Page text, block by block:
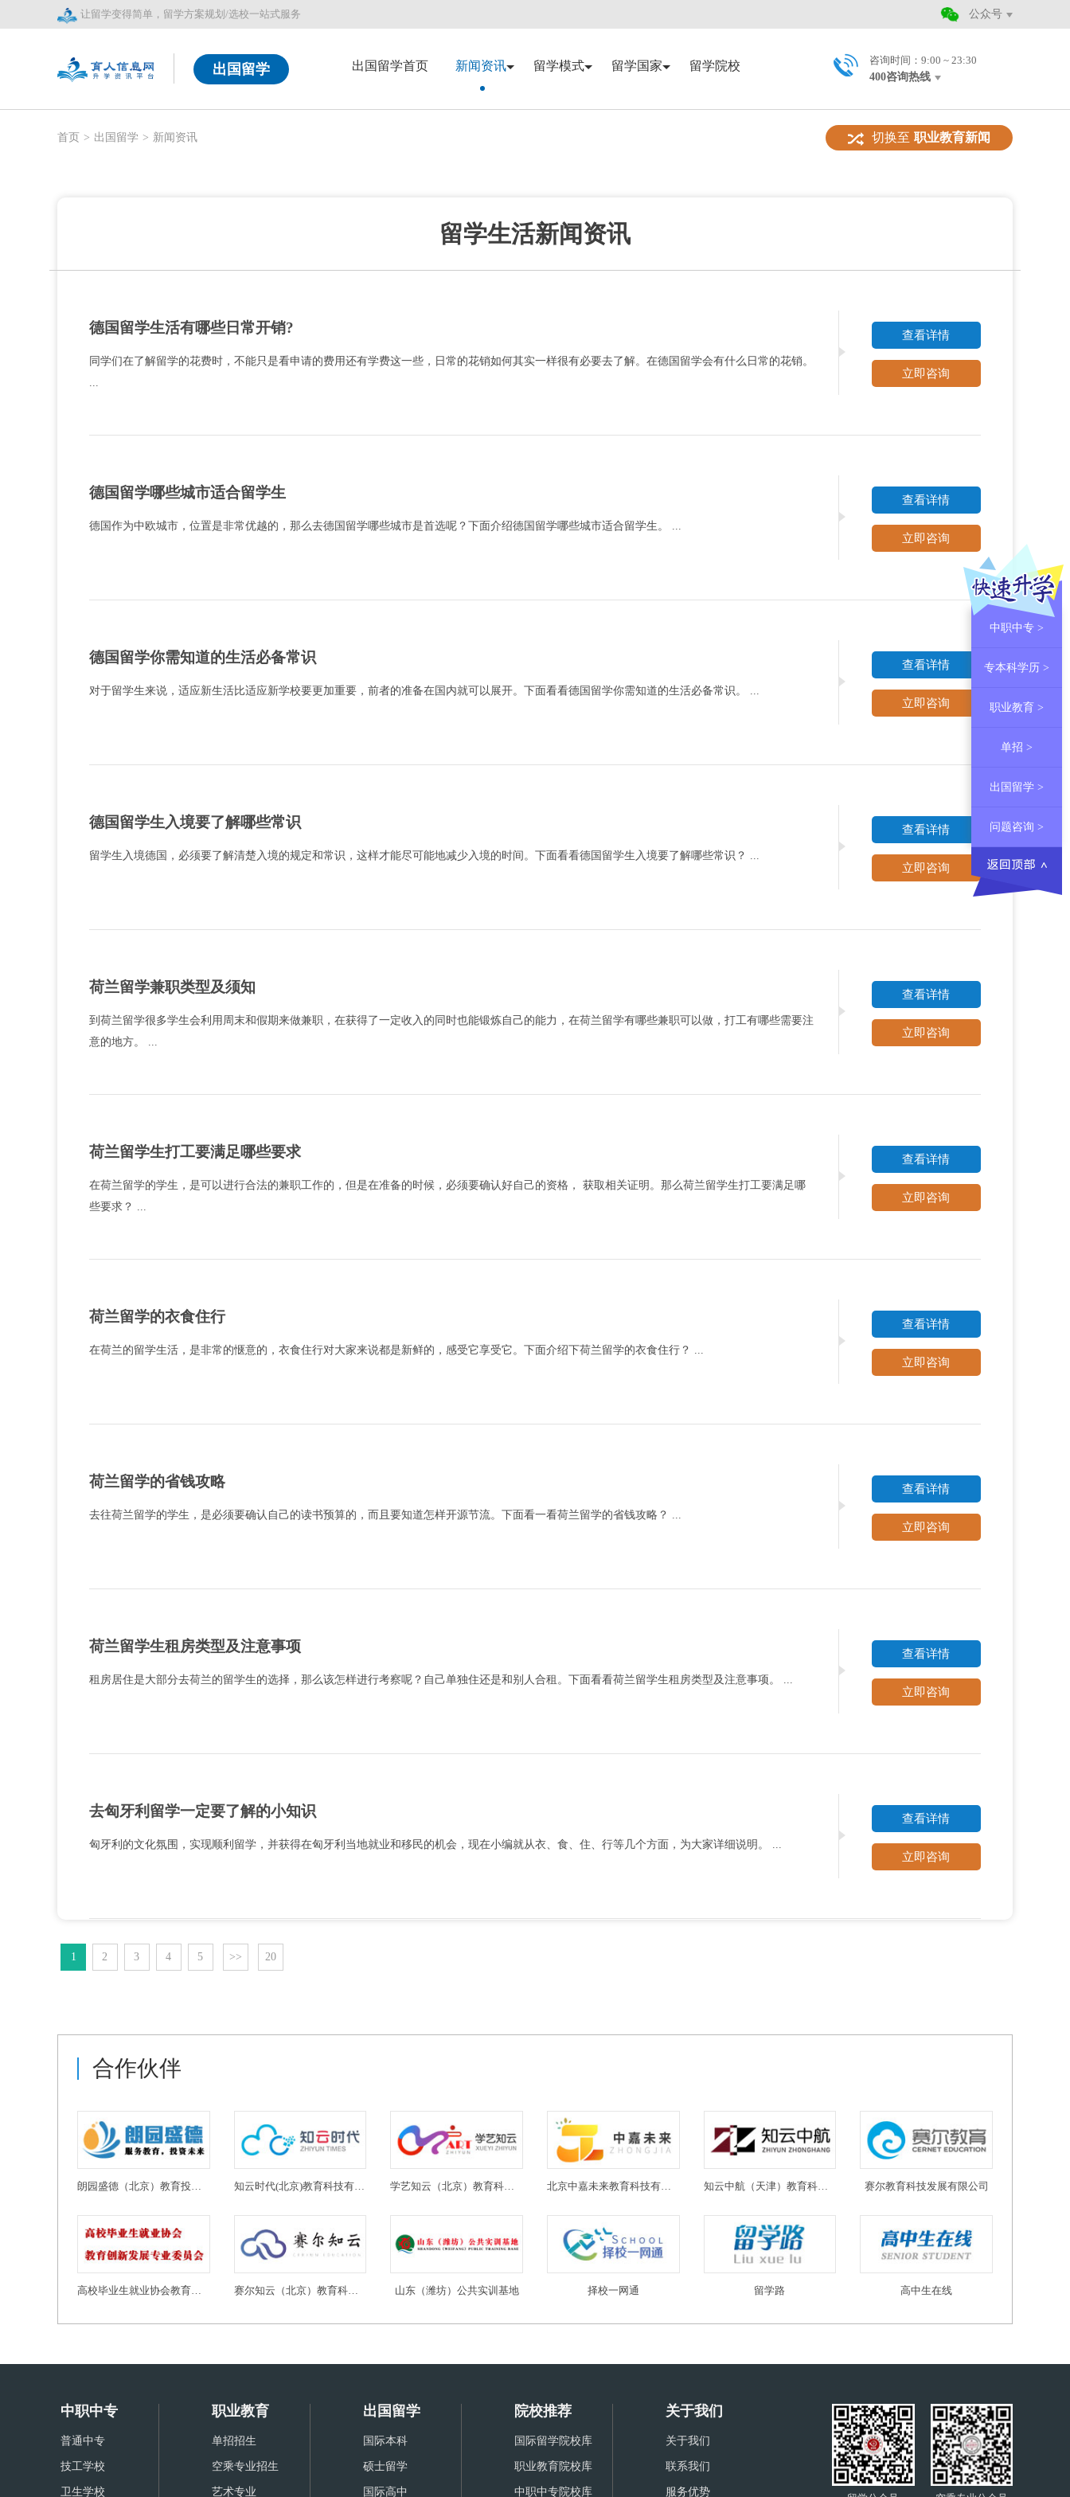
让留学变得简单，留学方案规划/选校一站式服务 公众号
出国留学 出国留学首页 新闻资讯 留学模式 留学国家 留学院校
咨询时间：9:00 ~ 23:30
400咨询热线
首页 > 出国留学 > 新闻资讯 切换至 职业教育新闻
留学生活新闻资讯
德国留学生活有哪些日常开销?
同学们在了解留学的花费时，不能只是看申请的费用还有学费这一些，日常的花销如何其实一样很有必要去了解。在德国留学会有什么日常的花销。
...
查看详情
立即咨询
德国留学哪些城市适合留学生
德国作为中欧城市，位置是非常优越的，那么去德国留学哪些城市是首选呢？下面介绍德国留学哪些城市适合留学生。 ...
查看详情
立即咨询
德国留学你需知道的生活必备常识
对于留学生来说，适应新生活比适应新学校要更加重要，前者的准备在国内就可以展开。下面看看德国留学你需知道的生活必备常识。 ...
查看详情
立即咨询
德国留学生入境要了解哪些常识
留学生入境德国，必须要了解清楚入境的规定和常识，这样才能尽可能地减少入境的时间。下面看看德国留学生入境要了解哪些常识？ ...
查看详情
立即咨询
荷兰留学兼职类型及须知
到荷兰留学很多学生会利用周末和假期来做兼职，在获得了一定收入的同时也能锻炼自己的能力，在荷兰留学有哪些兼职可以做，打工有哪些需要注
意的地方。 ...
查看详情
立即咨询
荷兰留学生打工要满足哪些要求
在荷兰留学的学生，是可以进行合法的兼职工作的，但是在准备的时候，必须要确认好自己的资格， 获取相关证明。那么荷兰留学生打工要满足哪
些要求？ ...
查看详情
立即咨询
荷兰留学的衣食住行
在荷兰的留学生活，是非常的惬意的，衣食住行对大家来说都是新鲜的，感受它享受它。下面介绍下荷兰留学的衣食住行？ ...
查看详情
立即咨询
荷兰留学的省钱攻略
去往荷兰留学的学生，是必须要确认自己的读书预算的，而且要知道怎样开源节流。下面看一看荷兰留学的省钱攻略？ ...
查看详情
立即咨询
荷兰留学生租房类型及注意事项
租房居住是大部分去荷兰的留学生的选择，那么该怎样进行考察呢？自己单独住还是和别人合租。下面看看荷兰留学生租房类型及注意事项。 ...
查看详情
立即咨询
去匈牙利留学一定要了解的小知识
匈牙利的文化氛围，实现顺利留学，并获得在匈牙利当地就业和移民的机会，现在小编就从衣、食、住、行等几个方面，为大家详细说明。 ...
查看详情
立即咨询
1 2 3 4 5 >> 20
合作伙伴
朗园盛德（北京）教育投资有限公司 知云时代(北京)教育科技有限公司 学艺知云（北京）教育科技有限公司 北京中嘉未来教育科技有限公司 知云中航（天津）教育科技有限公司 赛尔教育科技发展有限公司
赛尔知云（北京）教育科技有限公司 山东（潍坊）公共实训基地 择校一网通 留学路 高中生在线
中职中专
普通中专
技工学校
卫生学校
职业教育
单招招生
空乘专业招生
艺术专业
出国留学
国际本科
硕士留学
国际高中
院校推荐
国际留学院校库
职业教育院校库
中职中专院校库
关于我们
关于我们
联系我们
服务优势
中职中专 >
专本科学历 >
职业教育 >
单招 >
出国留学 >
问题咨询 >